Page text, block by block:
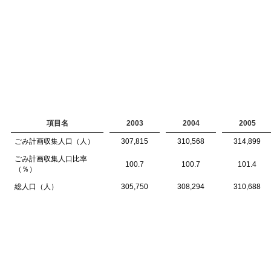
項目名 2003 2004 2005
ごみ計画収集人口（人） 307,815 310,568 314,899
ごみ計画収集人口比率
（％）
100.7 100.7 101.4
総人口（人） 305,750 308,294 310,688